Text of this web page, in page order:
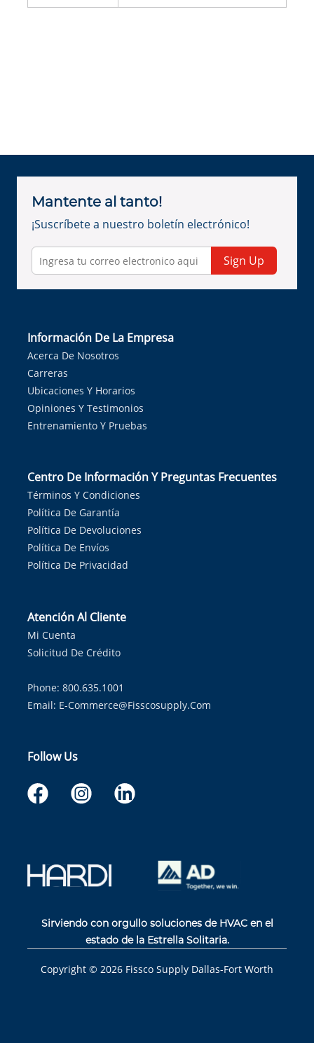
Mantente al tanto!
¡Suscríbete a nuestro boletín electrónico!
Sign Up
Información De La Empresa
Acerca De Nosotros
Carreras
Ubicaciones Y Horarios
Opiniones Y Testimonios
Entrenamiento Y Pruebas
Centro De Información Y Preguntas Frecuentes
Términos Y Condiciones
Política De Garantía
Política De Devoluciones
Política De Envíos
Política De Privacidad
Atención Al Cliente
Mi Cuenta
Solicitud De Crédito
Phone: 800.635.1001
Email: E-Commerce@fisscosupply.com
Follow Us
Sirviendo con orgullo soluciones de HVAC en el
estado de la Estrella Solitaria.
Copyright © 2026 Fissco Supply Dallas-Fort Worth